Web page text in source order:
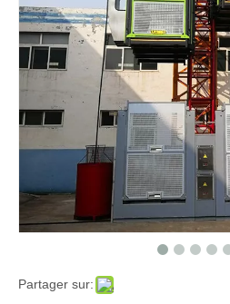
Partager sur: